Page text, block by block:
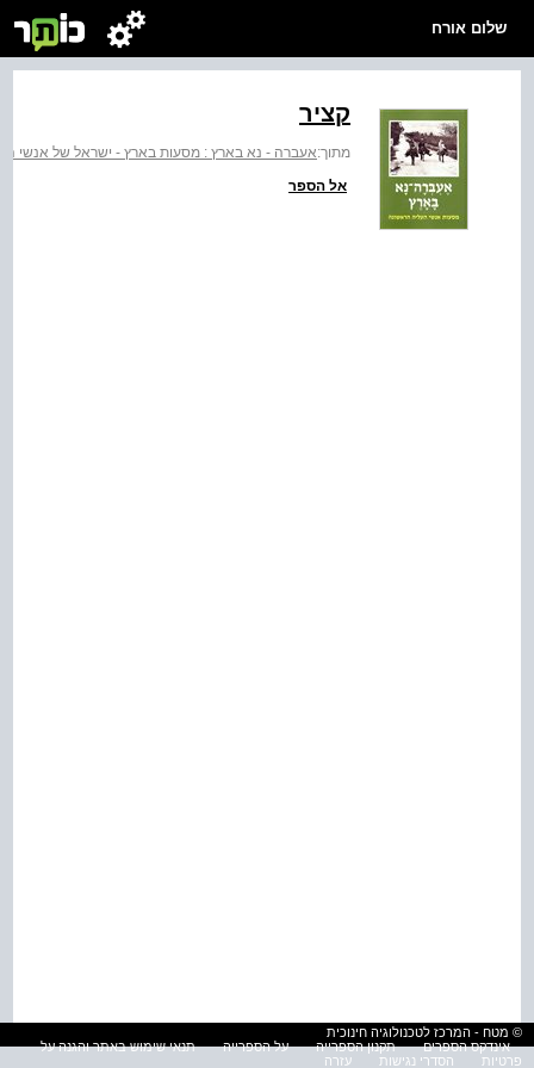
שלום אורח
קציר
מתוך:אעברה - נא בארץ : מסעות בארץ - ישראל של אנשי
אל הספר
© מטח - המרכז לטכנולוגיה חינוכית
אינדקס הספרים
תקנון הספרייה על הספרייה
תנאי שימוש באתר והגנה על
פרטיות
הסדרי נגישות עזרה